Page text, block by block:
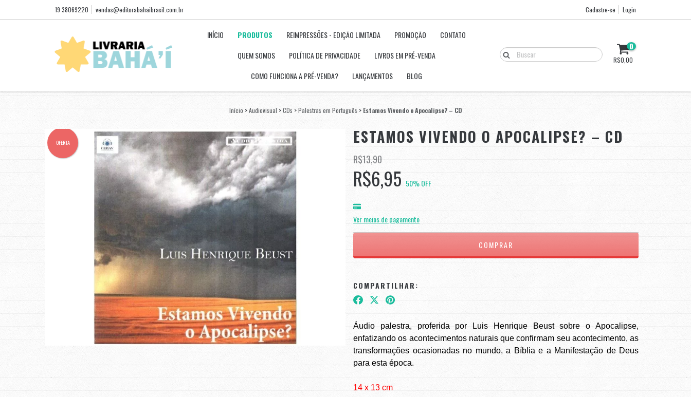
19 38069220 vendas@editorabahaibrasil.com.br Cadastre-se Login
INÍCIO PRODUTOS REIMPRESSÕES - EDIÇÃO LIMITADA PROMOÇÃO
CONTATO
QUEM SOMOS
POLÍTICA DE PRIVACIDADE
LIVROS EM PRÉ-VENDA
COMO FUNCIONA A PRÉ-VENDA?
LANÇAMENTOS BLOG
0
R$0,00
Início > Audiovisual > CDs > Palestras em Português > Estamos Vivendo o Apocalipse? – CD
OFERTA ESTAMOS VIVENDO O APOCALIPSE? – CD
R$13,90
R$6,95 50% OFF
Ver meios de pagamento
COMPARTILHAR:
Áudio palestra, proferida por Luis Henrique Beust sobre o Apocalipse,
enfatizando os acontecimentos naturais que confirmam seu acontecimento, as
transformações ocasionadas no mundo, a Bíblia e a Manifestação de Deus
para esta época.
14 x 13 cm